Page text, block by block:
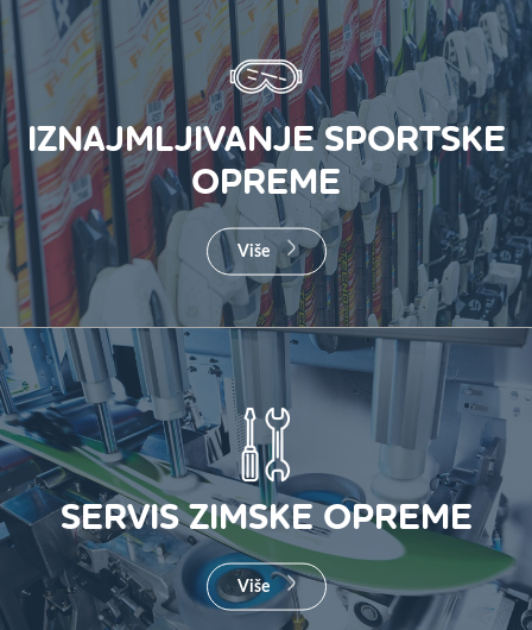
IZNAJMLJIVANJE SPORTSKE
OPREME
Više
SERVIS ZIMSKE OPREME
Više